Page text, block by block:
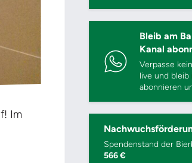
Im
Bleib am
Kanal
Verpasse
live und
abonnieren
Spendenstand der
566 €